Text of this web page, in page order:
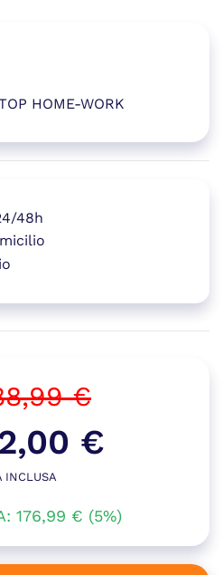
HOME-WORK
(si apre in una nuova
€
Il
prezzo
originale
€
Il
prezzo
attuale
INCLUSA
176,99 € (5%)
48h